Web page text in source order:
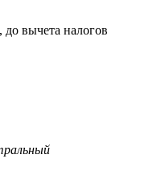
до вычета налогов